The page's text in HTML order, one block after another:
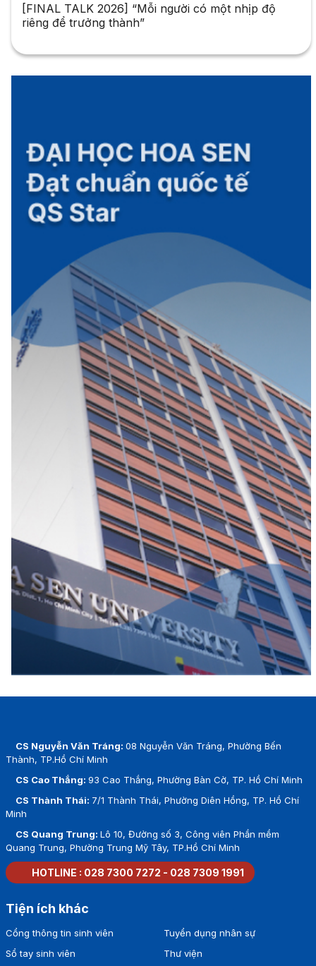
[FINAL TALK 2026] “Mỗi người có một nhịp độ
riêng để trưởng thành”
CS Nguyễn Văn Tráng: 08 Nguyễn Văn Tráng, Phường Bến
Thành, TP.Hồ Chí Minh
CS Cao Thắng: 93 Cao Thắng, Phường Bàn Cờ, TP. Hồ Chí Minh
CS Thành Thái: 7/1 Thành Thái, Phường Diên Hồng, TP. Hồ Chí
Minh
CS Quang Trung: Lô 10, Đường số 3, Công viên Phần mềm
Quang Trung, Phường Trung Mỹ Tây, TP.Hồ Chí Minh
HOTLINE : 028 7300 7272 - 028 7309 1991
Tiện ích khác
Cổng thông tin sinh viên
Sổ tay sinh viên
Tuyển dụng nhân sự
Thư viện